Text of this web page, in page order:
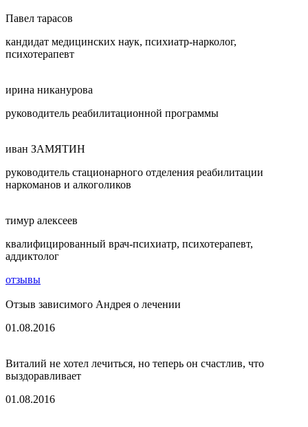
Павел тарасов
кандидат медицинских наук, психиатр-нарколог,
психотерапевт
ирина никанурова
руководитель реабилитационной программы
иван ЗАМЯТИН
руководитель стационарного отделения реабилитации
наркоманов и алкоголиков
тимур алексеев
квалифицированный врач-психиатр, психотерапевт,
аддиктолог
отзывы
Отзыв зависимого Андрея о лечении
01.08.2016
Виталий не хотел лечиться, но теперь он счастлив, что
выздоравливает
01.08.2016